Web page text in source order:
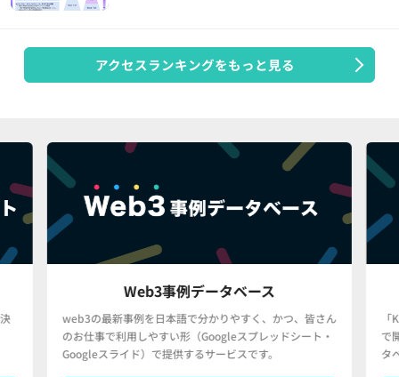
アクセスランキングをもっと見る
Web3事例データベース
web3の最新事例を日本語で分かりやすく、かつ、皆さん
のお仕事で利用しやすい形（Googleスプレッドシート・
Googleスライド）で提供するサービスです。
で
タ